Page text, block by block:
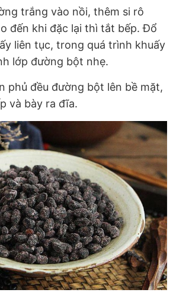
trắng vào nồi, thêm si rô
đến khi đặc lại thì tắt bếp. Đổ
liên tục, trong quá trình khuấy
lớp đường bột nhẹ.
phủ đều đường bột lên bề mặt,
và bày ra đĩa.